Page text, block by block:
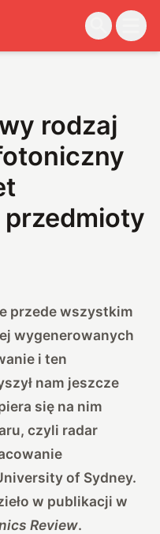
rodzaj
przede wszystkim
wygenerowanych
i ten
nam jeszcze
się na nim
czyli radar
of Sydney.
w publikacji w
Review.